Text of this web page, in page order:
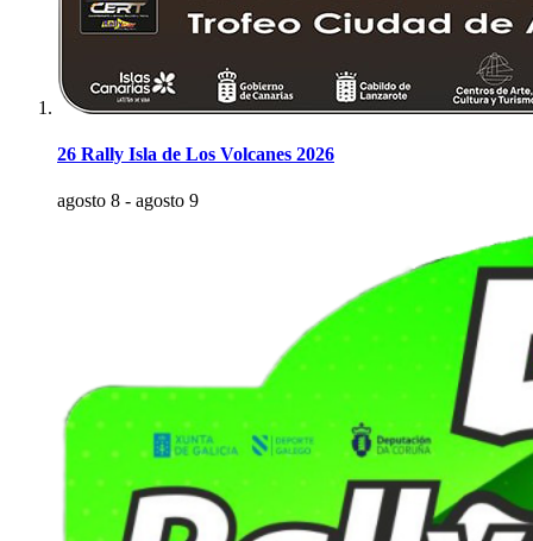
26 Rally Isla de Los Volcanes 2026
agosto 8 - agosto 9